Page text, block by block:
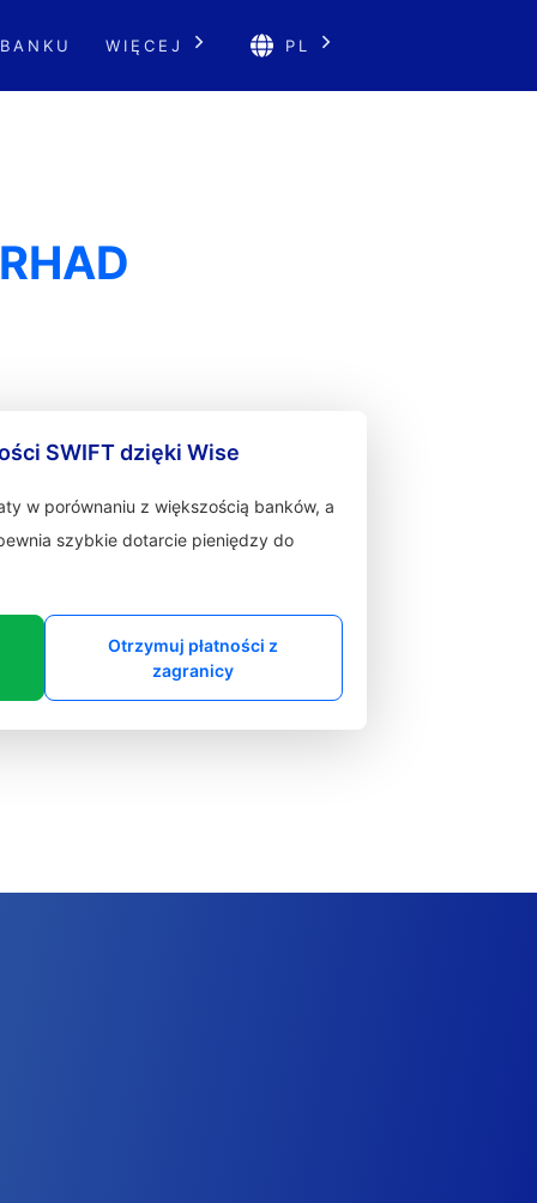
WIĘCEJ PL
SWIFT dzięki Wise
w porównaniu z większością banków, a
szybkie dotarcie pieniędzy do
Otrzymuj płatności z
zagranicy